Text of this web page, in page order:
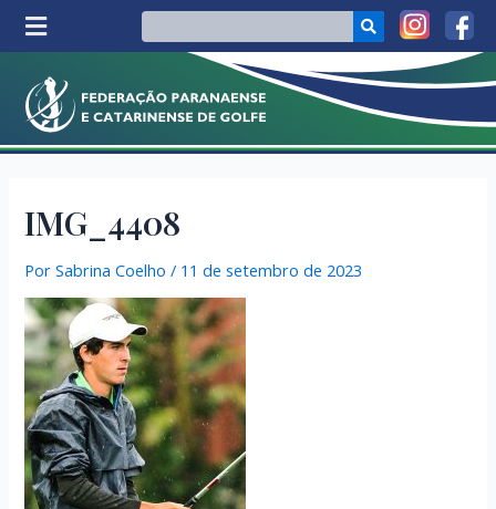
IMG_4408
PorSabrina Coelho / 11 de setembro de 2023